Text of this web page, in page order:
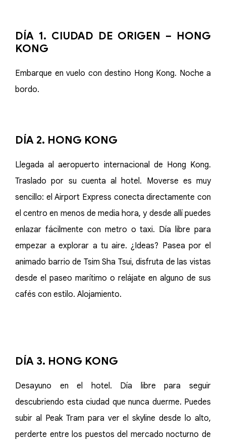
DÍA 1. CIUDAD DE ORIGEN – HONG
KONG
Embarque en vuelo con destino Hong Kong. Noche a
bordo.
DÍA 2. HONG KONG
Llegada al aeropuerto internacional de Hong Kong.
Traslado por su cuenta al hotel. Moverse es muy
sencillo: el Airport Express conecta directamente con
el centro en menos de media hora, y desde allí puedes
enlazar fácilmente con metro o taxi. Día libre para
empezar a explorar a tu aire. ¿Ideas? Pasea por el
animado barrio de Tsim Sha Tsui, disfruta de las vistas
desde el paseo marítimo o relájate en alguno de sus
cafés con estilo. Alojamiento.
DÍA 3. HONG KONG
Desayuno en el hotel. Día libre para seguir
descubriendo esta ciudad que nunca duerme. Puedes
subir al Peak Tram para ver el skyline desde lo alto,
perderte entre los puestos del mercado nocturno de